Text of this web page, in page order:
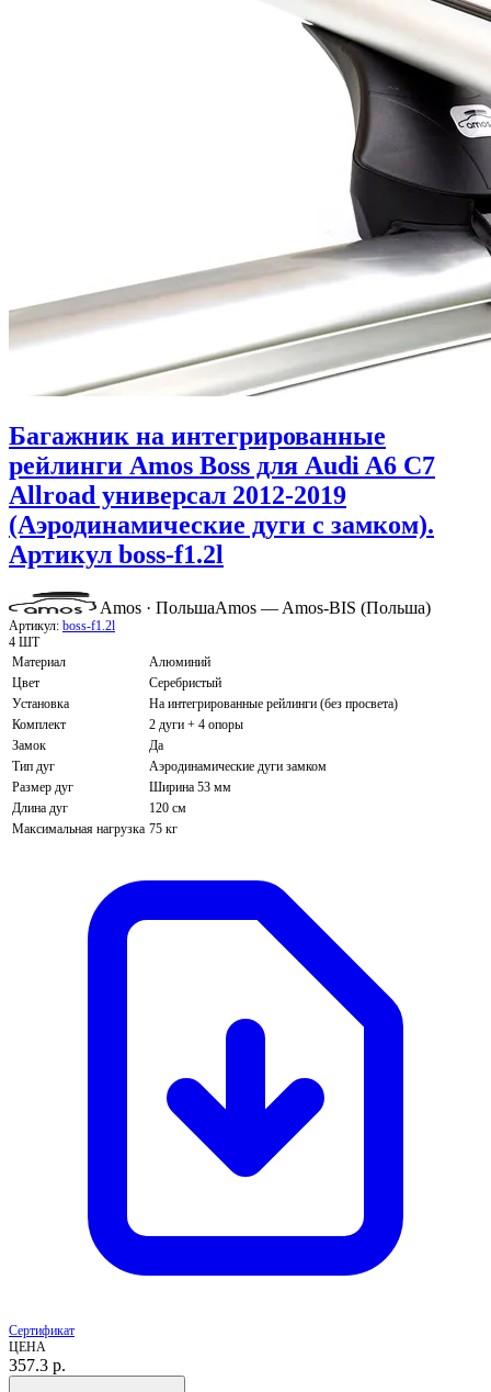
Багажник на интегрированные
рейлинги Amos Boss для Audi A6 C7
Allroad универсал 2012-2019
(Аэродинамические дуги с замком).
Артикул boss-f1.2l
Amos · ПольшаAmos — Amos-BIS (Польша)
Артикул: boss-f1.2l
4 ШТ
Материал
Алюминий
Цвет
Серебристый
Установка
На интегрированные рейлинги (без просвета)
Комплект
2 дуги + 4 опоры
Замок
Да
Тип дуг
Аэродинамические дуги замком
Размер дуг
Ширина 53 мм
Длина дуг
120 см
Максимальная нагрузка 75 кг
Сертификат
ЦЕНА
357.3 р.